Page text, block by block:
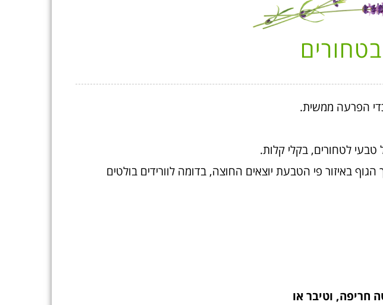
הפרעה ממשית.
לטחורים, בקלי קלות.
באיזור פי הטבעת יוצאים החוצה, בדומה לוורידים בולטים
חריפה, וטיבר או